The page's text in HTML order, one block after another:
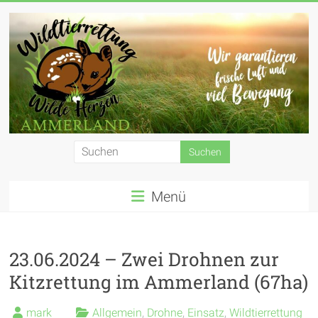
Inhalt
springen
Wildtierrettung
e.
V.
Menü
23.06.2024 – Zwei Drohnen zur
Kitzrettung im Ammerland (67ha)
mark Allgemein, Drohne, Einsatz,Wildtierrettung